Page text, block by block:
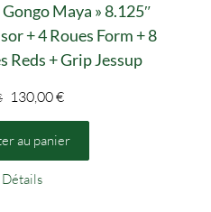
Maya » 8.125″
+ 4 Roues Form + 8
Reds + Grip Jessup
Le
prix
initial
était :
142,00 €.
130,00€Le
prix
actuel
est :
au panier
Détails